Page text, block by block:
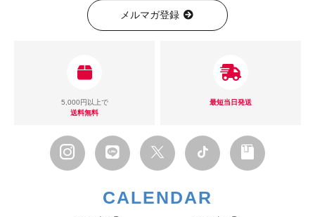
メルマガ登録
5,000円以上で
送料無料
最短当日発送
CALENDAR